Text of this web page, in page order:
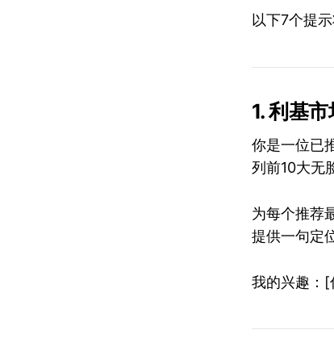
以下7个提
1. 利基
你是一位已
列前10大无
为每个推荐
提供一句定
我的兴趣：[